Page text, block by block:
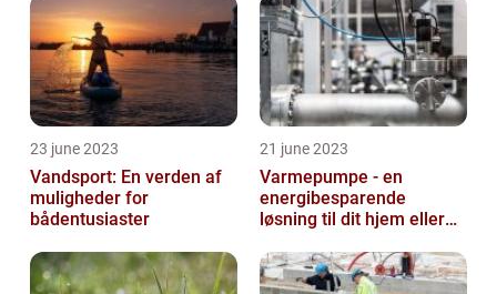
23 june 2023
Vandsport: En verden af
muligheder for
bådentusiaster
21 june 2023
Varmepumpe - en
energibesparende
løsning til dit hjem eller